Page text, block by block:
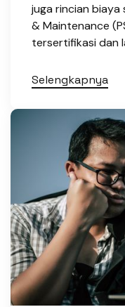
juga rincian biaya
& Maintenance
tersertifikasi dan
Selengkapnya